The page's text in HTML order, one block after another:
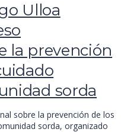
Ulloa
la prevención
sorda
sobre la prevención de los
sorda, organizado